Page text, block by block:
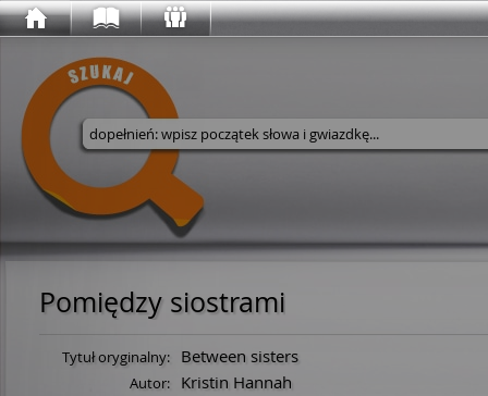
Wyszukaj w serwisie
Pomiędzy siostrami
Tytuł oryginalny: Between sisters
Autor: Kristin Hannah